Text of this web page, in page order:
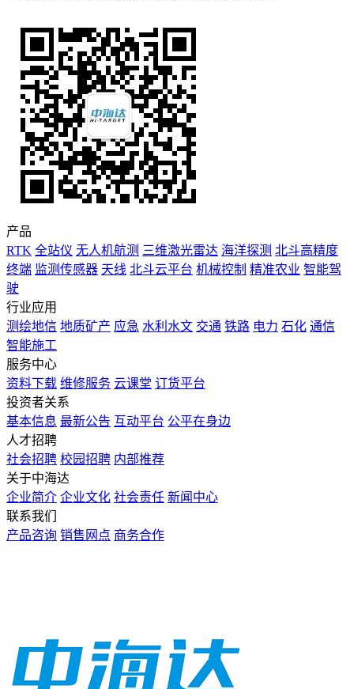
产品
RTK 全站仪 无人机航测 三维激光雷达 海洋探测 北斗高精度
终端 监测传感器 天线 北斗云平台 机械控制 精准农业 智能驾
驶
行业应用
测绘地信 地质矿产 应急 水利水文 交通 铁路 电力 石化 通信
智能施工
服务中心
资料下载 维修服务 云课堂 订货平台
投资者关系
基本信息 最新公告 互动平台 公平在身边
人才招聘
社会招聘 校园招聘 内部推荐
关于中海达
企业简介 企业文化 社会责任 新闻中心
联系我们
产品咨询 销售网点 商务合作